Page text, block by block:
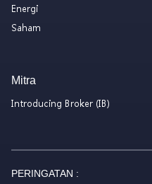
Energi
Saham
Mitra
Introducing Broker (IB)
PERINGATAN :